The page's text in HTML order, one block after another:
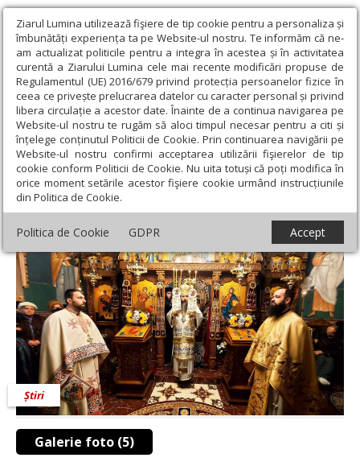
Ziarul Lumina utilizează fişiere de tip cookie pentru a personaliza și
îmbunătăți experiența ta pe Website-ul nostru. Te informăm că ne-
am actualizat politicile pentru a integra în acestea și în activitatea
curentă a Ziarului Lumina cele mai recente modificări propuse de
Regulamentul (UE) 2016/679 privind protecția persoanelor fizice în
ceea ce privește prelucrarea datelor cu caracter personal și privind
libera circulație a acestor date. Înainte de a continua navigarea pe
Website-ul nostru te rugăm să aloci timpul necesar pentru a citi și
înțelege conținutul Politicii de Cookie. Prin continuarea navigării pe
Website-ul nostru confirmi acceptarea utilizării fişierelor de tip
cookie conform Politicii de Cookie. Nu uita totuși că poți modifica în
orice moment setările acestor fişiere cookie urmând instrucțiunile
din Politica de Cookie.
Politica de Cookie GDPR Accept
Ziarul Lumina › Actualitate religioasă › Știri › Popas
duhovnicesc la mănăstirea teleormăneană „Sfântul Trifon”
Popas duhovnicesc la mănăstirea
teleormăneană „Sfântul Trifon”
Galerie foto (5)
Știri